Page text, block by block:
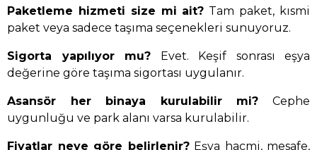
Paketleme hizmeti size mi ait? Tam paket, kısmi
paket veya sadece taşıma seçenekleri sunuyoruz.
Sigorta yapılıyor mu? Evet. Keşif sonrası eşya
değerine göre taşıma sigortası uygulanır.
Asansör her binaya kurulabilir mi? Cephe
uygunluğu ve park alanı varsa kurulabilir.
Fiyatlar neye göre belirlenir?Eşya hacmi, mesafe,